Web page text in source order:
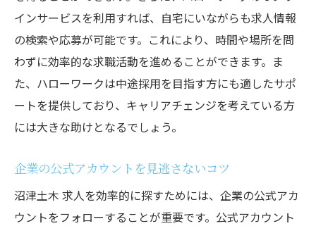
インサービスを利用すれば、自宅にいながらも求人情報
の検索や応募が可能です。これにより、時間や場所を問
わずに効率的な求職活動を進めることができます。ま
た、ハローワークは中途採用を目指す方にも適したサポ
ートを提供しており、キャリアチェンジを考えている方
には大きな助けとなるでしょう。
企業の公式アカウントを見逃さないコツ
沼津土木 求人を効率的に探すためには、企業の公式アカ
ウントをフォローすることが重要です。公式アカウント